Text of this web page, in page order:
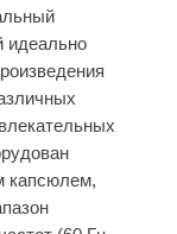
идеально
капсюлем,